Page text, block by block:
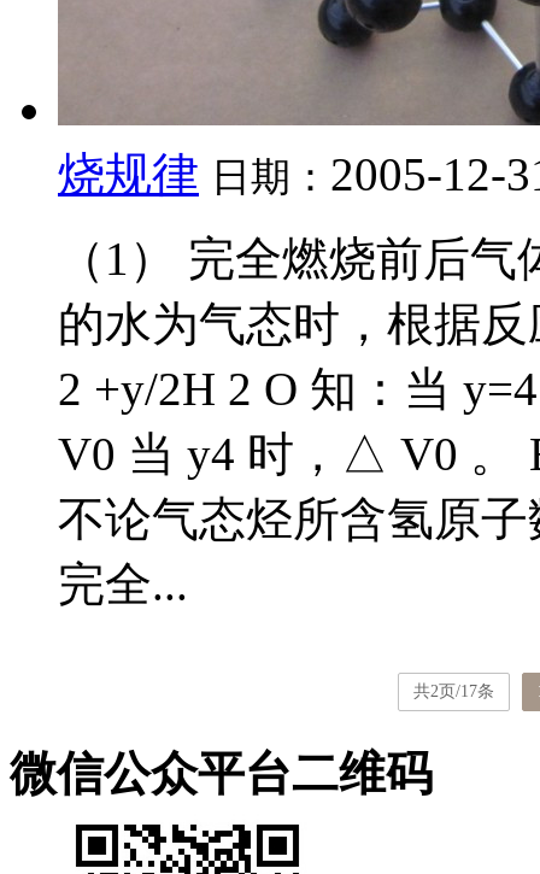
烧规律 日期： 2005-12-
（1） 完全燃烧前后
的水为气态时，根据
2 +y/2H 2 O 知：当
V0 当 y4 时，△ V0 。
不论气态烃所含氢原
完全...
共2页/17条
微信公众平台二维码